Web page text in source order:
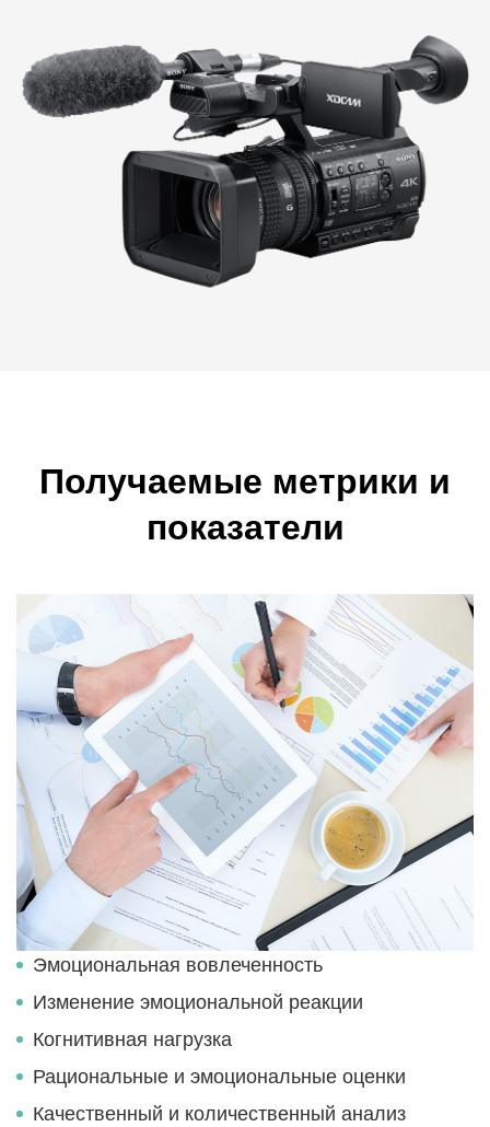
Получаемые метрики и
показатели
Эмоциональная вовлеченность
Изменение эмоциональной реакции
Когнитивная нагрузка
Рациональные и эмоциональные оценки
Качественный и количественный анализ